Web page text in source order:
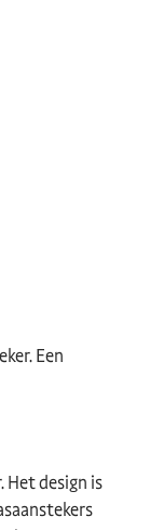
Een
Het design is